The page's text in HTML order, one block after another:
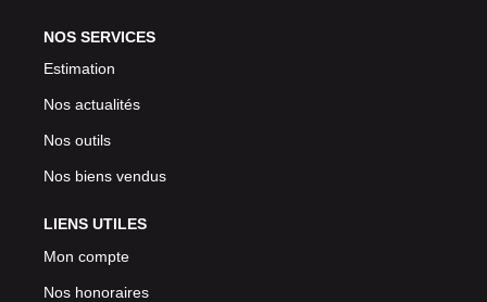
NOS SERVICES
Estimation
Nos actualités
Nos outils
Nos biens vendus
LIENS UTILES
Mon compte
Nos honoraires